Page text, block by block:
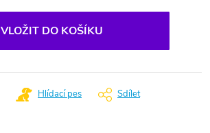
VLOŽIT DO KOŠÍKU
Hlídací pes Sdílet